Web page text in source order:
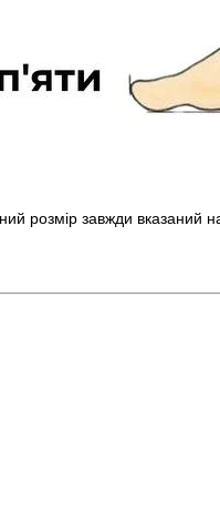
розмір завжди вказаний